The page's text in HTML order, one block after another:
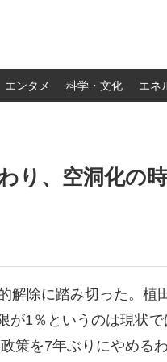
エンタメ 科学・文化 エネ
り、空洞化の
解除に踏み切った。植
1％というのは現状で
策を7年ぶりにやめるわ